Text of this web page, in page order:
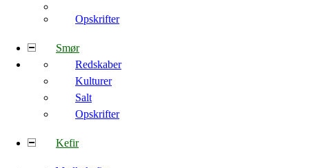
Opskrifter
Smør
Redskaber
Kulturer
Salt
Opskrifter
Kefir